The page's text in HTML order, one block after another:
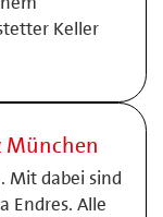
Keller
München
Mit dabei sind
Endres. Alle